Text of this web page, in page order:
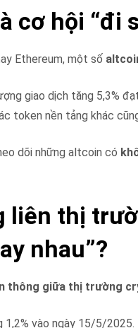
cơ hội “đi
Ethereum, một số
giao dịch tăng 5,3%
token nền tảng khác
dõi những altcoin có
liên thị
nhau”?
thông giữa thị trường
1,2% vào ngày 15/5/2025.